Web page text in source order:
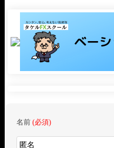
名前 (必須)